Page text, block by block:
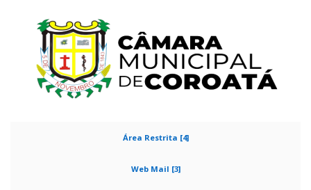
Área Restrita [4]
Web Mail [3]